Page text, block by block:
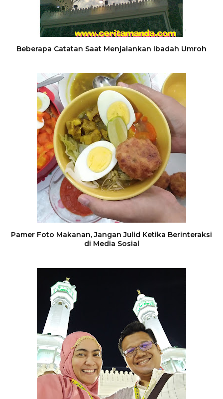
Beberapa Catatan Saat Menjalankan Ibadah Umroh
Pamer Foto Makanan, Jangan Julid Ketika Berinteraksi
di Media Sosial